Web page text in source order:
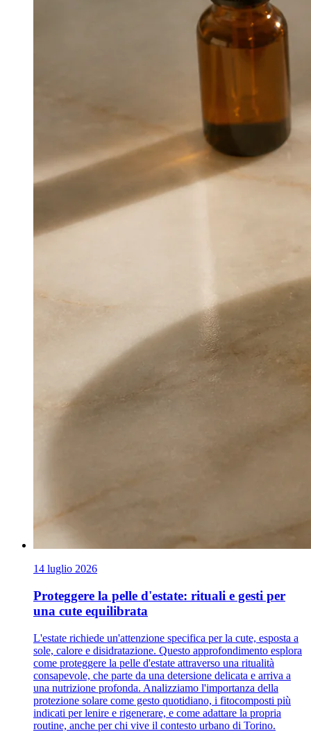
14 luglio 2026
Proteggere la pelle d'estate: rituali e gesti per
una cute equilibrata
L'estate richiede un'attenzione specifica per la cute, esposta a
sole, calore e disidratazione. Questo approfondimento esplora
come proteggere la pelle d'estate attraverso una ritualità
consapevole, che parte da una detersione delicata e arriva a
una nutrizione profonda. Analizziamo l'importanza della
protezione solare come gesto quotidiano, i fitocomposti più
indicati per lenire e rigenerare, e come adattare la propria
routine, anche per chi vive il contesto urbano di Torino.